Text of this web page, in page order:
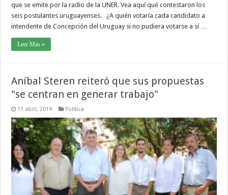
que se emite por la radio de la UNER. Vea aquí qué contestaron los
seis postulantes uruguayenses. ¿A quién votaría cada candidato a
intendente de Concepción del Uruguay si no pudiera votarse a sí …
Leer Más »
Aníbal Steren reiteró que sus propuestas
"se centran en generar trabajo"
11 abril, 2019 Política